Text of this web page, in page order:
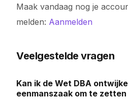
Maak vandaag nog je
melden: Aanmelden
Veelgestelde vragen
Kan ik de Wet DBA
eenmanszaak om te